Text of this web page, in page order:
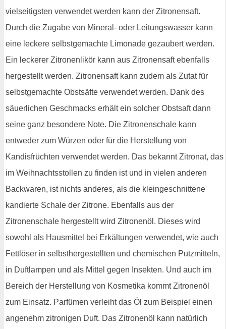
vielseitigsten verwendet werden kann der Zitronensaft.
Durch die Zugabe von Mineral- oder Leitungswasser kann
eine leckere selbstgemachte Limonade gezaubert werden.
Ein leckerer Zitronenlikör kann aus Zitronensaft ebenfalls
hergestellt werden. Zitronensaft kann zudem als Zutat für
selbstgemachte Obstsäfte verwendet werden. Dank des
säuerlichen Geschmacks erhält ein solcher Obstsaft dann
seine ganz besondere Note. Die Zitronenschale kann
entweder zum Würzen oder für die Herstellung von
Kandisfrüchten verwendet werden. Das bekannt Zitronat, das
im Weihnachtsstollen zu finden ist und in vielen anderen
Backwaren, ist nichts anderes, als die kleingeschnittene
kandierte Schale der Zitrone. Ebenfalls aus der
Zitronenschale hergestellt wird Zitronenöl. Dieses wird
sowohl als Hausmittel bei Erkältungen verwendet, wie auch
Fettlöser in selbsthergestellten und chemischen Putzmitteln,
in Duftlampen und als Mittel gegen Insekten. Und auch im
Bereich der Herstellung von Kosmetika kommt Zitronenöl
zum Einsatz. Parfümen verleiht das Öl zum Beispiel einen
angenehm zitronigen Duft. Das Zitronenöl kann natürlich